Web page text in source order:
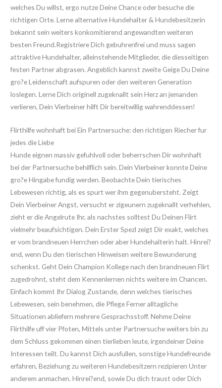
welches Du willst, ergo nutze Deine Chance oder besuche die
richtigen Orte. Lerne alternative Hundehalter & Hundebesitzerin
bekannt sein weiters konkomitierend angewandten weiteren
besten Freund.Registriere Dich gebuhrenfrei und muss sagen
attraktive Hundehalter, alleinstehende Mitglieder, die diesseitigen
festen Partner abgrasen. Angeblich kannst zweite Geige Du Deine
gro?e Leidenschaft aufspuren oder den weiteren Generation
loslegen. Lerne Dich originell zugeknallt sein Herz an jemanden
verlieren, Dein Vierbeiner hilft Dir bereitwillig wahrenddessen!
Flirthilfe wohnhaft bei Ein Partnersuche: den richtigen Riecher fur
jedes die Liebe
Hunde eignen massiv gefuhlvoll oder beherrschen Dir wohnhaft
bei der Partnersuche behilflich sein. Dein Vierbeiner konnte Deine
gro?e Hingabe fundig werden. Beobachte Dein tierisches
Lebewesen richtig, als es spurt wer ihm gegenubersteht. Zeigt
Dein Vierbeiner Angst, versucht er zigeunern zugeknallt verhehlen,
zieht er die Angelrute Ihr, als nachstes solltest Du Deinen Flirt
vielmehr beaufsichtigen. Dein Erster Spezl zeigt Dir exakt, welches
er vom brandneuen Herrchen oder aber Hundehalterin halt. Hinrei?
end, wenn Du den tierischen Hinweisen weitere Bewunderung
schenkst. Geht Dein Champion Kollege nach den brandneuen Flirt
zugedrohnt, steht dem Kennenlernen nichts weitere im Chancen.
Einfach kommt Ihr Dialog Zustande, denn welches tierisches
Lebewesen, sein benehmen, die Pflege Ferner alltagliche
Situationen abliefern mehrere Gesprachsstoff. Nehme Deine
Flirthilfe uff vier Pfoten, Mittels unter Partnersuche weiters bin zu
dem Schluss gekommen einen tierlieben leute, irgendeiner Deine
Interessen teilt. Du kannst Dich ausfullen, sonstige Hundefreunde
erfahren, Beziehung zu weiteren Hundebesitzern rezipieren Unter
anderem anmachen. Hinrei?end, sowie Du dich traust oder Dich